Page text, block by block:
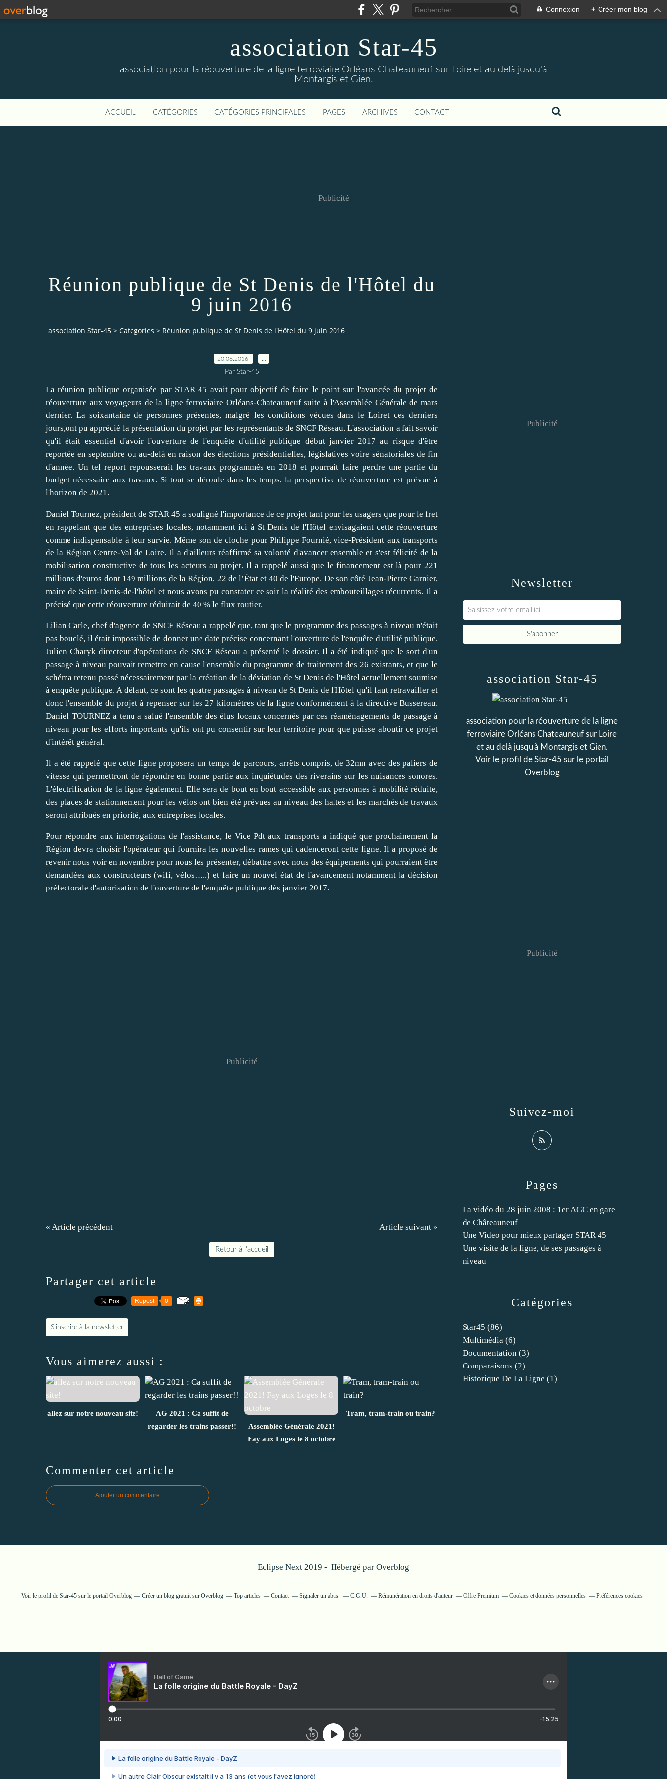
Connexion + Créer mon blog
association Star-45
association pour la réouverture de la ligne ferroviaire Orléans Chateauneuf sur Loire et au delà jusqu'à
Montargis et Gien.
ACCUEIL CATÉGORIES CATÉGORIES PRINCIPALES PAGES ARCHIVES CONTACT
Publicité
Réunion publique de St Denis de l'Hôtel du
9 juin 2016
association Star-45 > Categories > Réunion publique de St Denis de l'Hôtel du 9 juin 2016
20.06.2016
Par Star-45
La réunion publique organisée par STAR 45 avait pour objectif de faire le point sur l'avancée du projet de
réouverture aux voyageurs de la ligne ferroviaire Orléans-Chateauneuf suite à l'Assemblée Générale de mars
dernier. La soixantaine de personnes présentes, malgré les conditions vécues dans le Loiret ces derniers
jours,ont pu apprécié la présentation du projet par les représentants de SNCF Réseau. L'association a fait savoir
qu'il était essentiel d'avoir l'ouverture de l'enquête d'utilité publique début janvier 2017 au risque d'être
reportée en septembre ou au-delà en raison des élections présidentielles, législatives voire sénatoriales de fin
d'année. Un tel report repousserait les travaux programmés en 2018 et pourrait faire perdre une partie du
budget nécessaire aux travaux. Si tout se déroule dans les temps, la perspective de réouverture est prévue à
l'horizon de 2021.
Daniel Tournez, président de STAR 45 a souligné l'importance de ce projet tant pour les usagers que pour le fret
en rappelant que des entreprises locales, notamment ici à St Denis de l'Hôtel envisagaient cette réouverture
comme indispensable à leur survie. Même son de cloche pour Philippe Fournié, vice-Président aux transports
de la Région Centre-Val de Loire. Il a d'ailleurs réaffirmé sa volonté d'avancer ensemble et s'est félicité de la
mobilisation constructive de tous les acteurs au projet. Il a rappelé aussi que le financement est là pour 221
millions d'euros dont 149 millions de la Région, 22 de l’État et 40 de l'Europe. De son côté Jean-Pierre Garnier,
maire de Saint-Denis-de-l'hôtel et nous avons pu constater ce soir la réalité des embouteillages récurrents. Il a
précisé que cette réouverture réduirait de 40 % le flux routier.
Lilian Carle, chef d'agence de SNCF Réseau a rappelé que, tant que le programme des passages à niveau n'était
pas bouclé, il était impossible de donner une date précise concernant l'ouverture de l'enquête d'utilité publique.
Julien Charyk directeur d'opérations de SNCF Réseau a présenté le dossier. Il a été indiqué que le sort d'un
passage à niveau pouvait remettre en cause l'ensemble du programme de traitement des 26 existants, et que le
schéma retenu passé nécessairement par la création de la déviation de St Denis de l'Hôtel actuellement soumise
à enquête publique. A défaut, ce sont les quatre passages à niveau de St Denis de l'Hôtel qu'il faut retravailler et
donc l'ensemble du projet à repenser sur les 27 kilomètres de la ligne conformément à la directive Bussereau.
Daniel TOURNEZ a tenu a salué l'ensemble des élus locaux concernés par ces réaménagements de passage à
niveau pour les efforts importants qu'ils ont pu consentir sur leur territoire pour que puisse aboutir ce projet
d'intérêt général.
Il a été rappelé que cette ligne proposera un temps de parcours, arrêts compris, de 32mn avec des paliers de
vitesse qui permettront de répondre en bonne partie aux inquiétudes des riverains sur les nuisances sonores.
L'électrification de la ligne également. Elle sera de bout en bout accessible aux personnes à mobilité réduite,
des places de stationnement pour les vélos ont bien été prévues au niveau des haltes et les marchés de travaux
seront attribués en priorité, aux entreprises locales.
Pour répondre aux interrogations de l'assistance, le Vice Pdt aux transports a indiqué que prochainement la
Région devra choisir l'opérateur qui fournira les nouvelles rames qui cadenceront cette ligne. Il a proposé de
revenir nous voir en novembre pour nous les présenter, débattre avec nous des équipements qui pourraient être
demandées aux constructeurs (wifi, vélos…..) et faire un nouvel état de l'avancement notamment la décision
préfectorale d'autorisation de l'ouverture de l'enquête publique dès janvier 2017.
Publicité
« Article précédent Article suivant »
Retour à l'accueil
Partager cet article
Repost 0
S'inscrire à la newsletter
Vous aimerez aussi :
allez sur notre nouveau site!
AG 2021 : Ca suffit de
regarder les trains passer!!
Assemblée Générale 2021!
Fay aux Loges le 8 octobre
Tram, tram-train ou train?
Commenter cet article
Ajouter un commentaire
Newsletter
Publicité
Catégories
Star45 (86)
Multimédia (6)
Documentation (3)
Comparaisons (2)
Historique De La Ligne (1)
Pages
La vidéo du 28 juin 2008 : 1er AGC en gare
de Châteauneuf
Une Video pour mieux partager STAR 45
Une visite de la ligne, de ses passages à
niveau
association Star-45
association pour la réouverture de la ligne
ferroviaire Orléans Chateauneuf sur Loire
et au delà jusqu'à Montargis et Gien.
Voir le profil de Star-45 sur le portail
Overblog
Suivez-moi
Publicité
Eclipse Next 2019 - Hébergé par Overblog
Voir le profil de Star-45 sur le portail Overblog Créer un blog gratuit sur Overblog Top articles Contact Signaler un abus C.G.U. Rémunération en droits d'auteur Offre Premium Cookies et données personnelles Préférences cookies
Hall of Game
La folle origine du Battle Royale - DayZ
0:00 -15:25
La folle origine du Battle Royale - DayZ
Un autre Clair Obscur existait il y a 13 ans (et vous l'avez ignoré)